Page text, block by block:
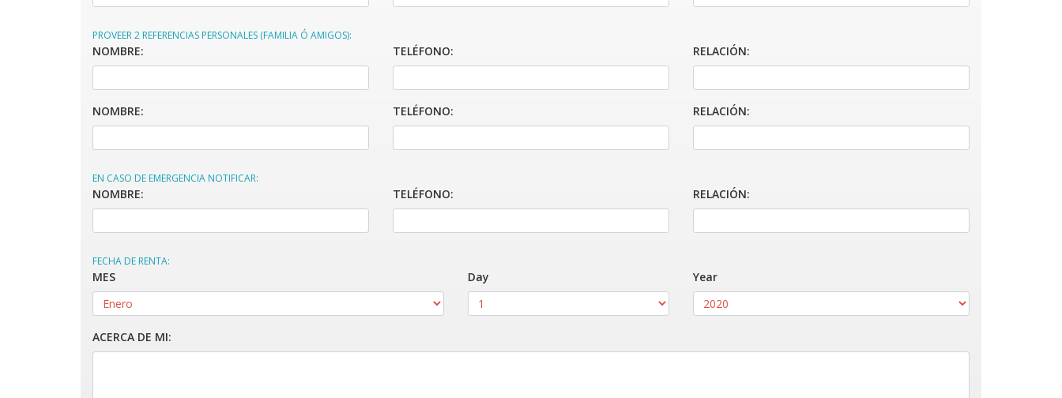
PROVEER 2 REFERENCIAS PERSONALES (FAMILIA Ó AMIGOS):
NOMBRE: TELÉFONO: RELACIÓN:
NOMBRE: TELÉFONO: RELACIÓN:
EN CASO DE EMERGENCIA NOTIFICAR:
NOMBRE: TELÉFONO: RELACIÓN:
FECHA DE RENTA:
MES Day Year
ACERCA DE MI: